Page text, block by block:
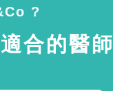
?
合的醫師